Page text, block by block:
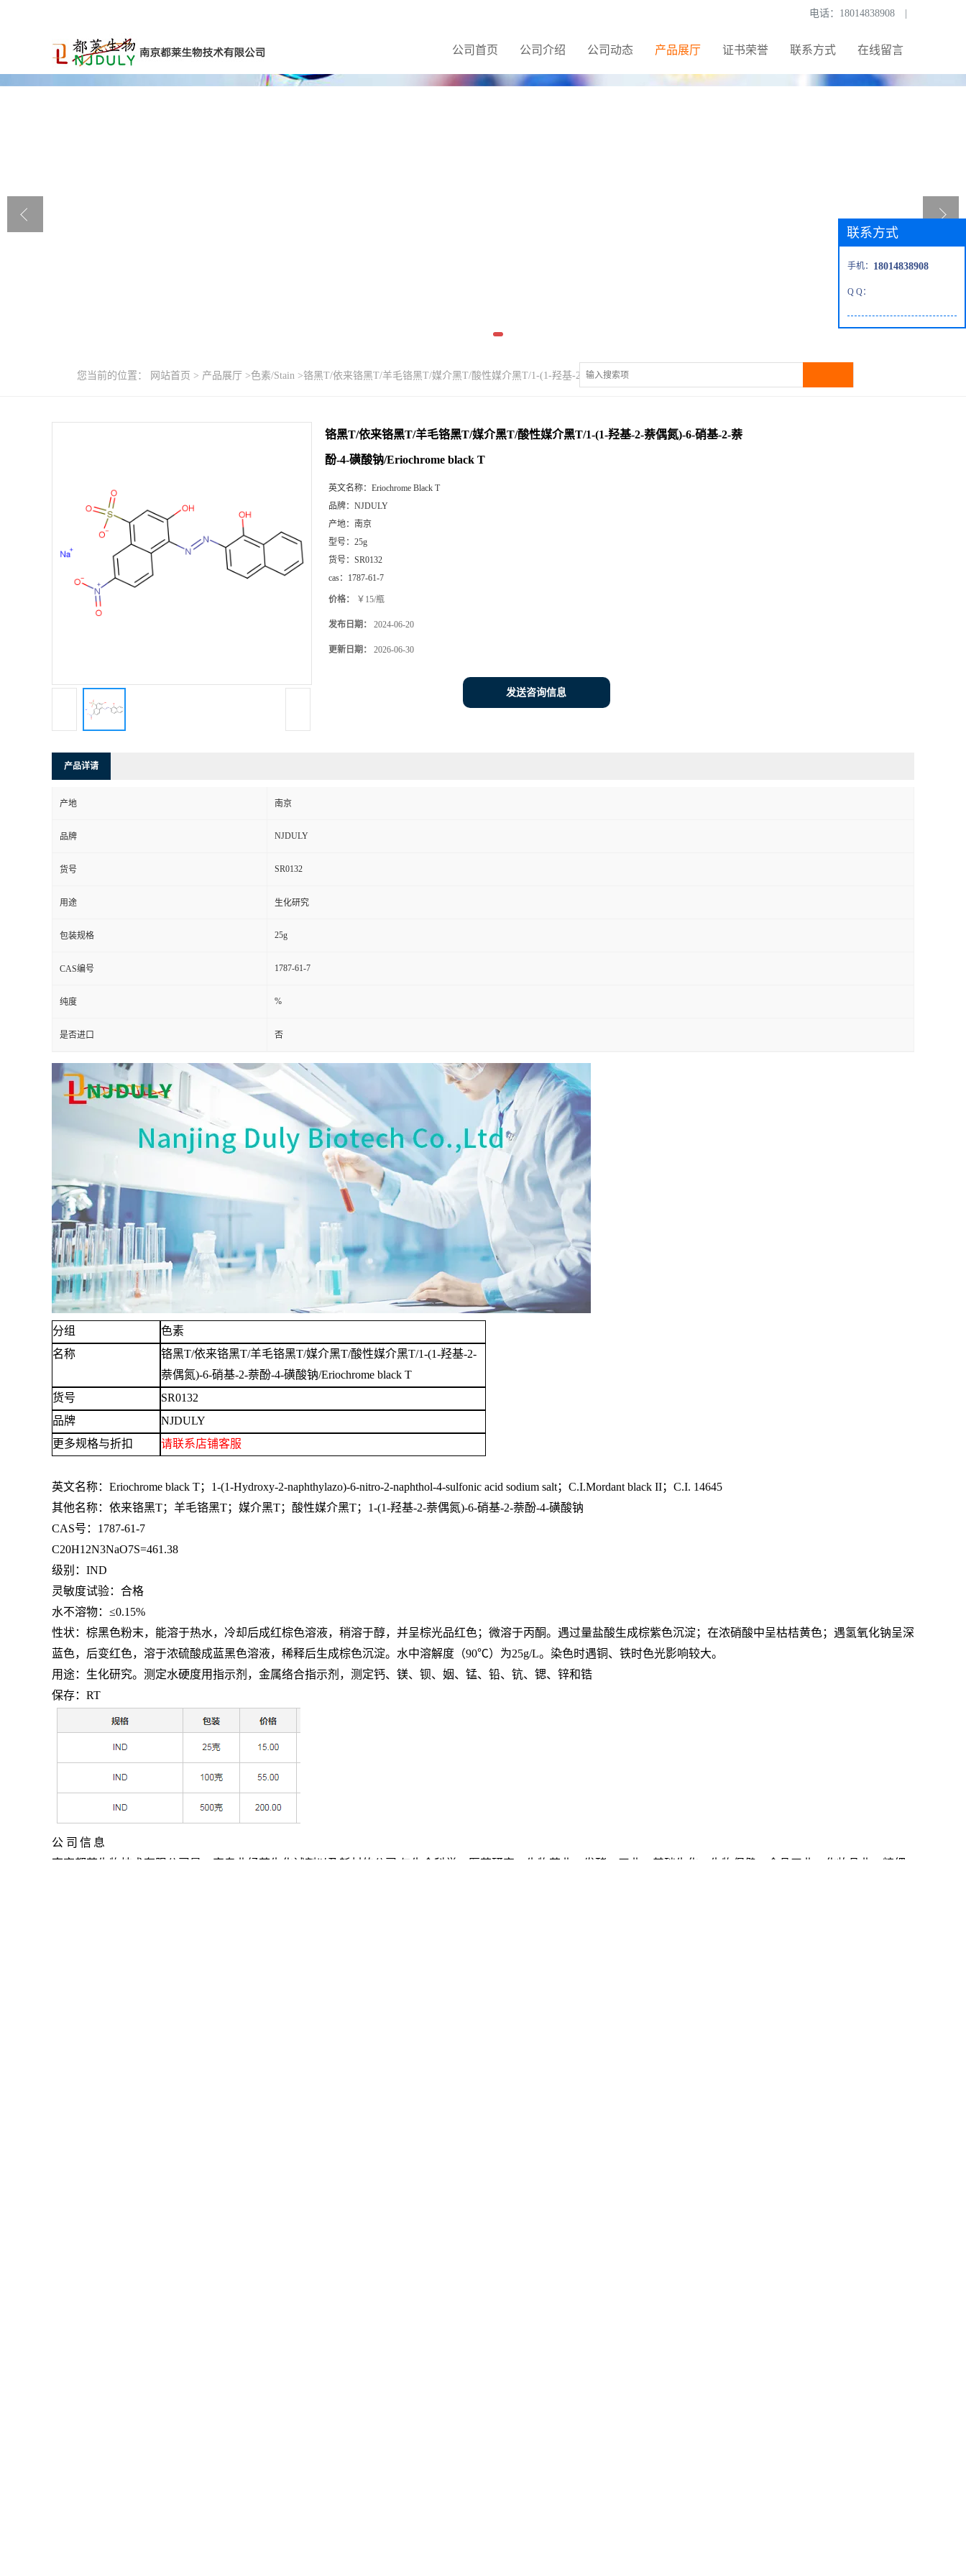
电话： 18014838908
公司首页 公司介绍 公司动态 产品展厅 证书荣誉 联系方式 在线留言
公司首页
公司介绍
联系方式
您当前的位置： 网站首页 > 产品展厅 >色素/Stain >铬黑T/依来铬黑T/羊毛铬黑T/媒介黑T/酸性媒介黑T/1-(1-羟基-2-萘偶氮)-6-硝基-2-萘酚-4-磺酸钠/Eriochrome black T
铬黑T/依来铬黑T/羊毛铬黑T/媒介黑T/酸性媒介黑T/1-(1-羟基-2-萘偶氮)-6-硝基-2-萘
酚-4-磺酸钠/Eriochrome black T
英文名称： Eriochrome Black T
品牌： NJDULY
产地： 南京
型号： 25g
货号： SR0132
cas： 1787-61-7
价格： ￥15/瓶
发布日期： 2024-06-20
更新日期： 2026-06-30
发送咨询信息
产品详请
产地 南京
品牌 NJDULY
货号 SR0132
用途 生化研究
包装规格 25g
CAS编号 1787-61-7
纯度 %
是否进口 否
分组
色素
名称
铬黑T/依来铬黑T/羊毛铬黑T/媒介黑T/酸性媒介黑T/1-(1-羟基-2-
萘偶氮)-6-硝基-2-萘酚-4-磺酸钠/Eriochrome black T
货号
SR0132
品牌
NJDULY
更多规格与折扣
请联系店铺客服
英文名称： Eriochrome black T；1-(1-Hydroxy-2-naphthylazo)-6-nitro-2-naphthol-4-sulfonic acid sodium salt；C.I.Mordant black II；C.I. 14645
其他名称：依来铬黑T；羊毛铬黑T；媒介黑T；酸性媒介黑T；1-(1-羟基-2-萘偶氮)-6-硝基-2-萘酚-4-磺酸钠
CAS号：1787-61-7
C20H12N3NaO7S=461.38
级别： IND
灵敏度试验：合格
水不溶物： ≤0.15%
性状：棕黑色粉末，能溶于热水，冷却后成红棕色溶液，稍溶于醇，并呈棕光品红色；微溶于丙酮。遇过量盐酸生成棕紫色沉淀；在浓硝酸中呈枯桔黄色；遇氢氧化钠呈深
蓝色，后变红色，溶于浓硫酸成蓝黑色溶液，稀释后生成棕色沉淀。水中溶解度（90℃）为25g/L。染色时遇铜、铁时色光影响较大。
用途：生化研究。测定水硬度用指示剂，金属络合指示剂，测定钙、镁、钡、姻、锰、铅、钪、锶、锌和锆
保存： RT
公 司 信 息
南京都莱生物技术有限公司是一家专业经营生化试剂以及耗材的公司,与生命科学、医药研究、生物药业、发酵、工业、基础生化、生物保健、食品工业、化妆品业、精细
联系方式
手机： 18014838908
Q Q：